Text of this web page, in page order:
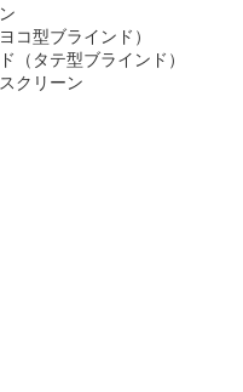
コ型ブラインド）
（タテ型ブラインド）
クリーン